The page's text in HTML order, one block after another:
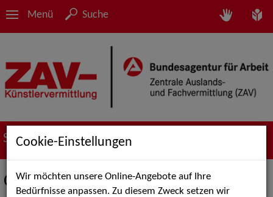
Menü Suche
Suche nach Künstler*innen
Chiara P.
Cookie-Einstellungen
Wir möchten unsere Online-Angebote auf Ihre
Bedürfnisse anpassen. Zu diesem Zweck setzen wir